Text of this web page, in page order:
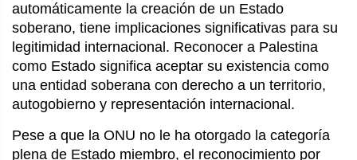
automáticamente la creación de un Estado
soberano, tiene implicaciones significativas para su
legitimidad internacional. Reconocer a Palestina
como Estado significa aceptar su existencia como
una entidad soberana con derecho a un territorio,
autogobierno y representación internacional.
Pese a que la ONU no le ha otorgado la categoría
plena de Estado miembro, el reconocimiento por